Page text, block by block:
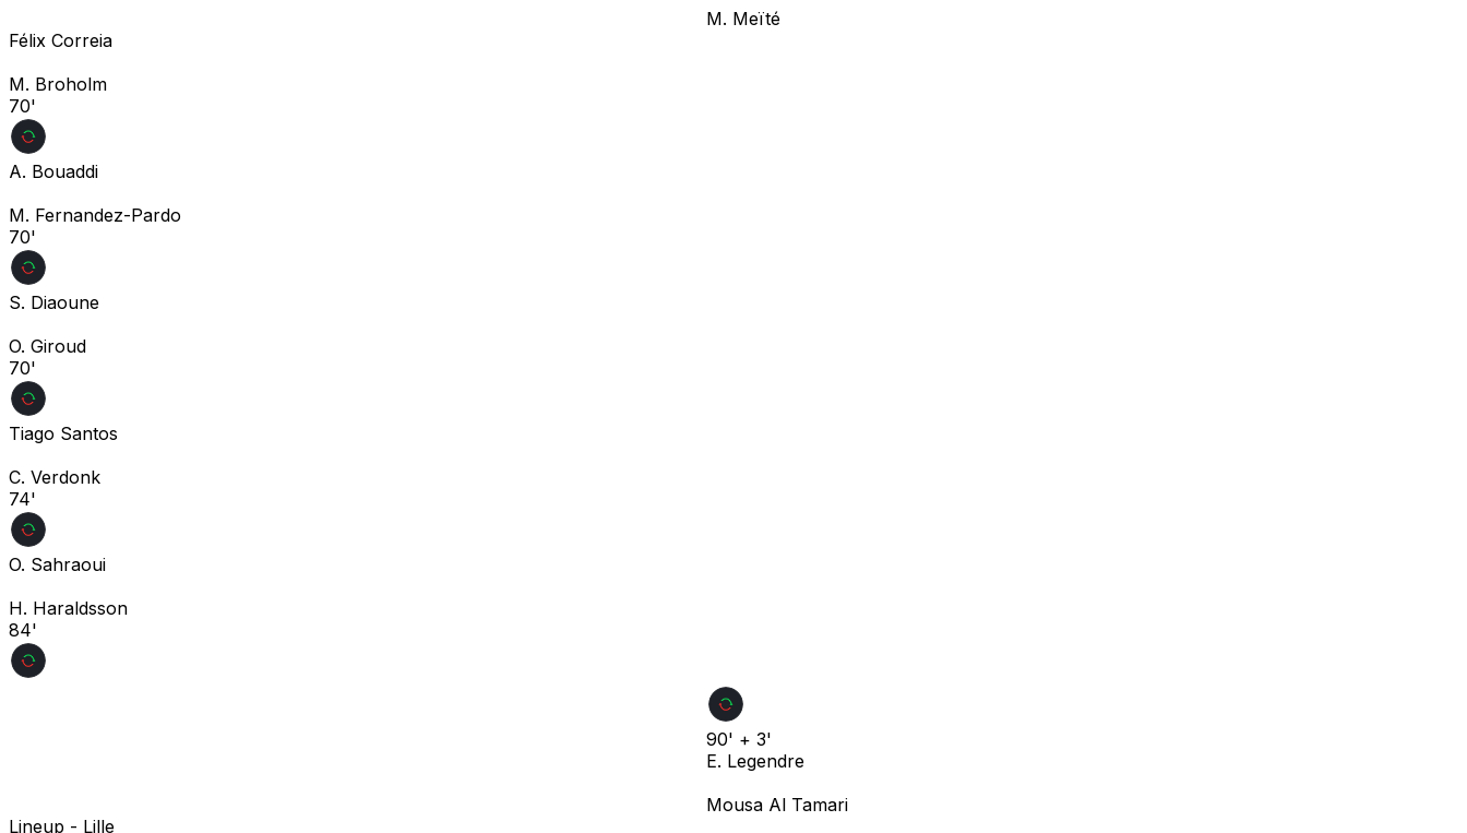
M. Meïté
Félix Correia
M. Broholm
70'
A. Bouaddi
M. Fernandez-Pardo
70'
S. Diaoune
O. Giroud
70'
Tiago Santos
C. Verdonk
74'
O. Sahraoui
H. Haraldsson
84'
90' + 3'
E. Legendre
Mousa Al Tamari
Lineup - Lille